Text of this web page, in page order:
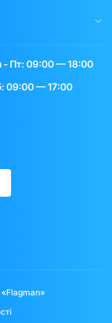
- Пт: 09:00 — 18:00
09:00 — 17:00